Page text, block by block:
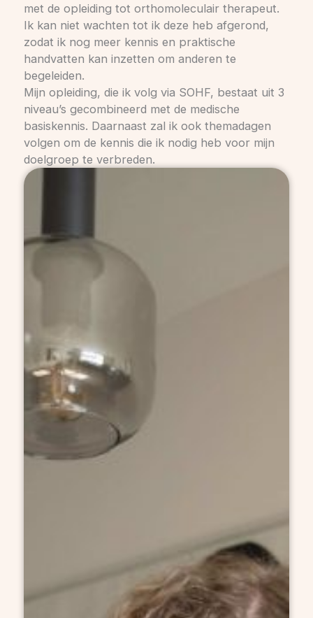
met de opleiding tot orthomoleculair therapeut.
Ik kan niet wachten tot ik deze heb afgerond,
zodat ik nog meer kennis en praktische
handvatten kan inzetten om anderen te
begeleiden.
Mijn opleiding, die ik volg via SOHF, bestaat uit 3
niveau’s gecombineerd met de medische
basiskennis. Daarnaast zal ik ook themadagen
volgen om de kennis die ik nodig heb voor mijn
doelgroep te verbreden.